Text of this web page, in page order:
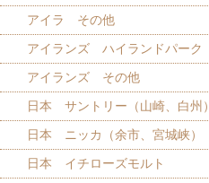
アイラ その他
アイランズ ハイランドパーク
アイランズ その他
日本 サントリー（山崎、白州）
日本 ニッカ（余市、宮城峡）
日本 イチローズモルト